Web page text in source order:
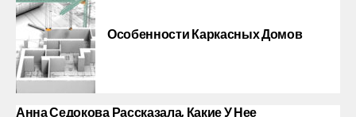
Особенности Каркасных Домов
Анна Седокова Рассказала, Какие У Нее